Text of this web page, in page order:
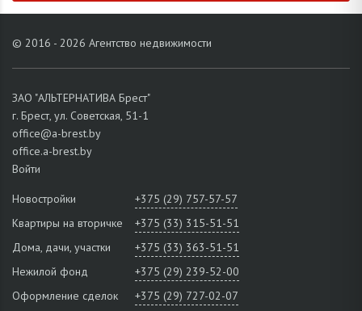
© 2016 - 2026 Агентство недвижимости
ЗАО "АЛЬТЕРНАТИВА Брест"
г. Брест, ул. Советская, 51-1
office@a-brest.by
office.a-brest.by
Войти
Новостройки
+375 (29) 757-57-57
Квартиры на вторичке
+375 (33) 315-51-51
Дома, дачи, участки
+375 (33) 363-51-51
Нежилой фонд
+375 (29) 239-52-00
Оформление сделок
+375 (29) 727-02-07